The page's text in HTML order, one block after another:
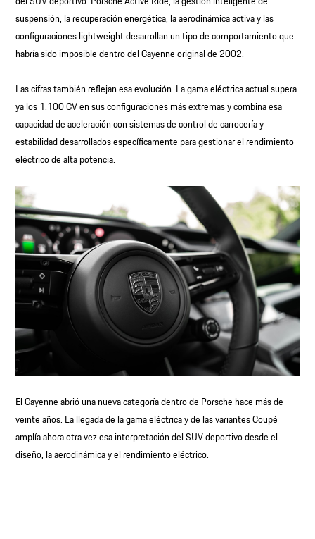
suspensión, la recuperación energética, la aerodinámica activa y las
configuraciones lightweight desarrollan un tipo de comportamiento que
habría sido imposible dentro del Cayenne original de 2002.
Las cifras también reflejan esa evolución. La gama eléctrica actual supera
ya los 1.100 CV en sus configuraciones más extremas y combina esa
capacidad de aceleración con sistemas de control de carrocería y
estabilidad desarrollados específicamente para gestionar el rendimiento
eléctrico de alta potencia.
El Cayenne abrió una nueva categoría dentro de Porsche hace más de
veinte años. La llegada de la gama eléctrica y de las variantes Coupé
amplía ahora otra vez esa interpretación del SUV deportivo desde el
diseño, la aerodinámica y el rendimiento eléctrico.